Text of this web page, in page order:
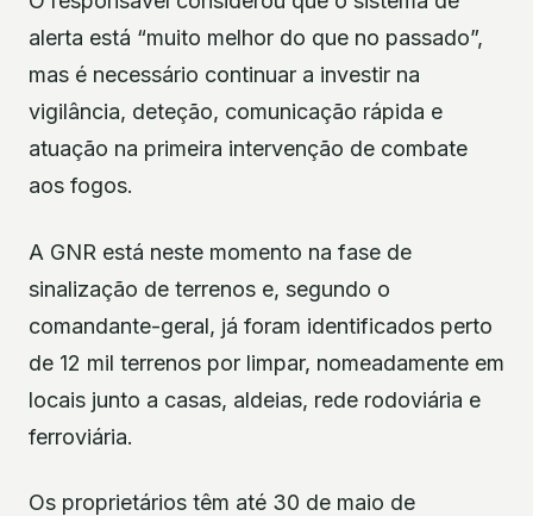
alerta está “muito melhor do que no passado”,
mas é necessário continuar a investir na
vigilância, deteção, comunicação rápida e
atuação na primeira intervenção de combate
aos fogos.
A GNR está neste momento na fase de
sinalização de terrenos e, segundo o
comandante-geral, já foram identificados perto
de 12 mil terrenos por limpar, nomeadamente em
locais junto a casas, aldeias, rede rodoviária e
ferroviária.
Os proprietários têm até 30 de maio de